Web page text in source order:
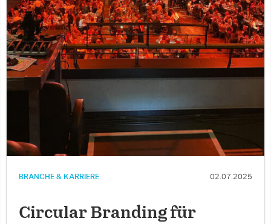
BRANCHE & KARRIERE 02.07.2025
Circular Branding für